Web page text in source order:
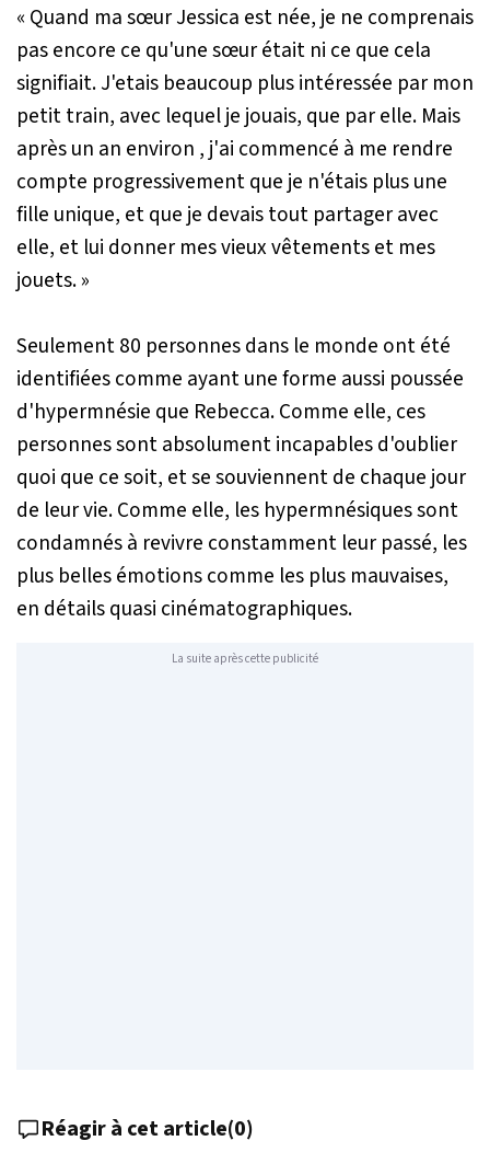
« Quand ma sœur Jessica est née, je ne comprenais
pas encore ce qu'une sœur était ni ce que cela
signifiait. J'etais beaucoup plus intéressée par mon
petit train, avec lequel je jouais, que par elle. Mais
après un an environ , j'ai commencé à me rendre
compte progressivement que je n'étais plus une
fille unique, et que je devais tout partager avec
elle, et lui donner mes vieux vêtements et mes
jouets. »
Seulement 80 personnes dans le monde ont été
identifiées comme ayant une forme aussi poussée
d'hypermnésie que Rebecca. Comme elle, ces
personnes sont absolument incapables d'oublier
quoi que ce soit, et se souviennent de chaque jour
de leur vie. Comme elle, les hypermnésiques sont
condamnés à revivre constamment leur passé, les
plus belles émotions comme les plus mauvaises,
en détails quasi cinématographiques.
La suite après cette publicité
Réagir à cet article(0)